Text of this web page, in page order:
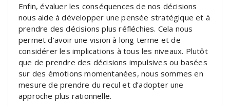
Enfin, évaluer les conséquences de nos décisions
nous aide à développer une pensée stratégique et à
prendre des décisions plus réfléchies. Cela nous
permet d’avoir une vision à long terme et de
considérer les implications à tous les niveaux. Plutôt
que de prendre des décisions impulsives ou basées
sur des émotions momentanées, nous sommes en
mesure de prendre du recul et d’adopter une
approche plus rationnelle.